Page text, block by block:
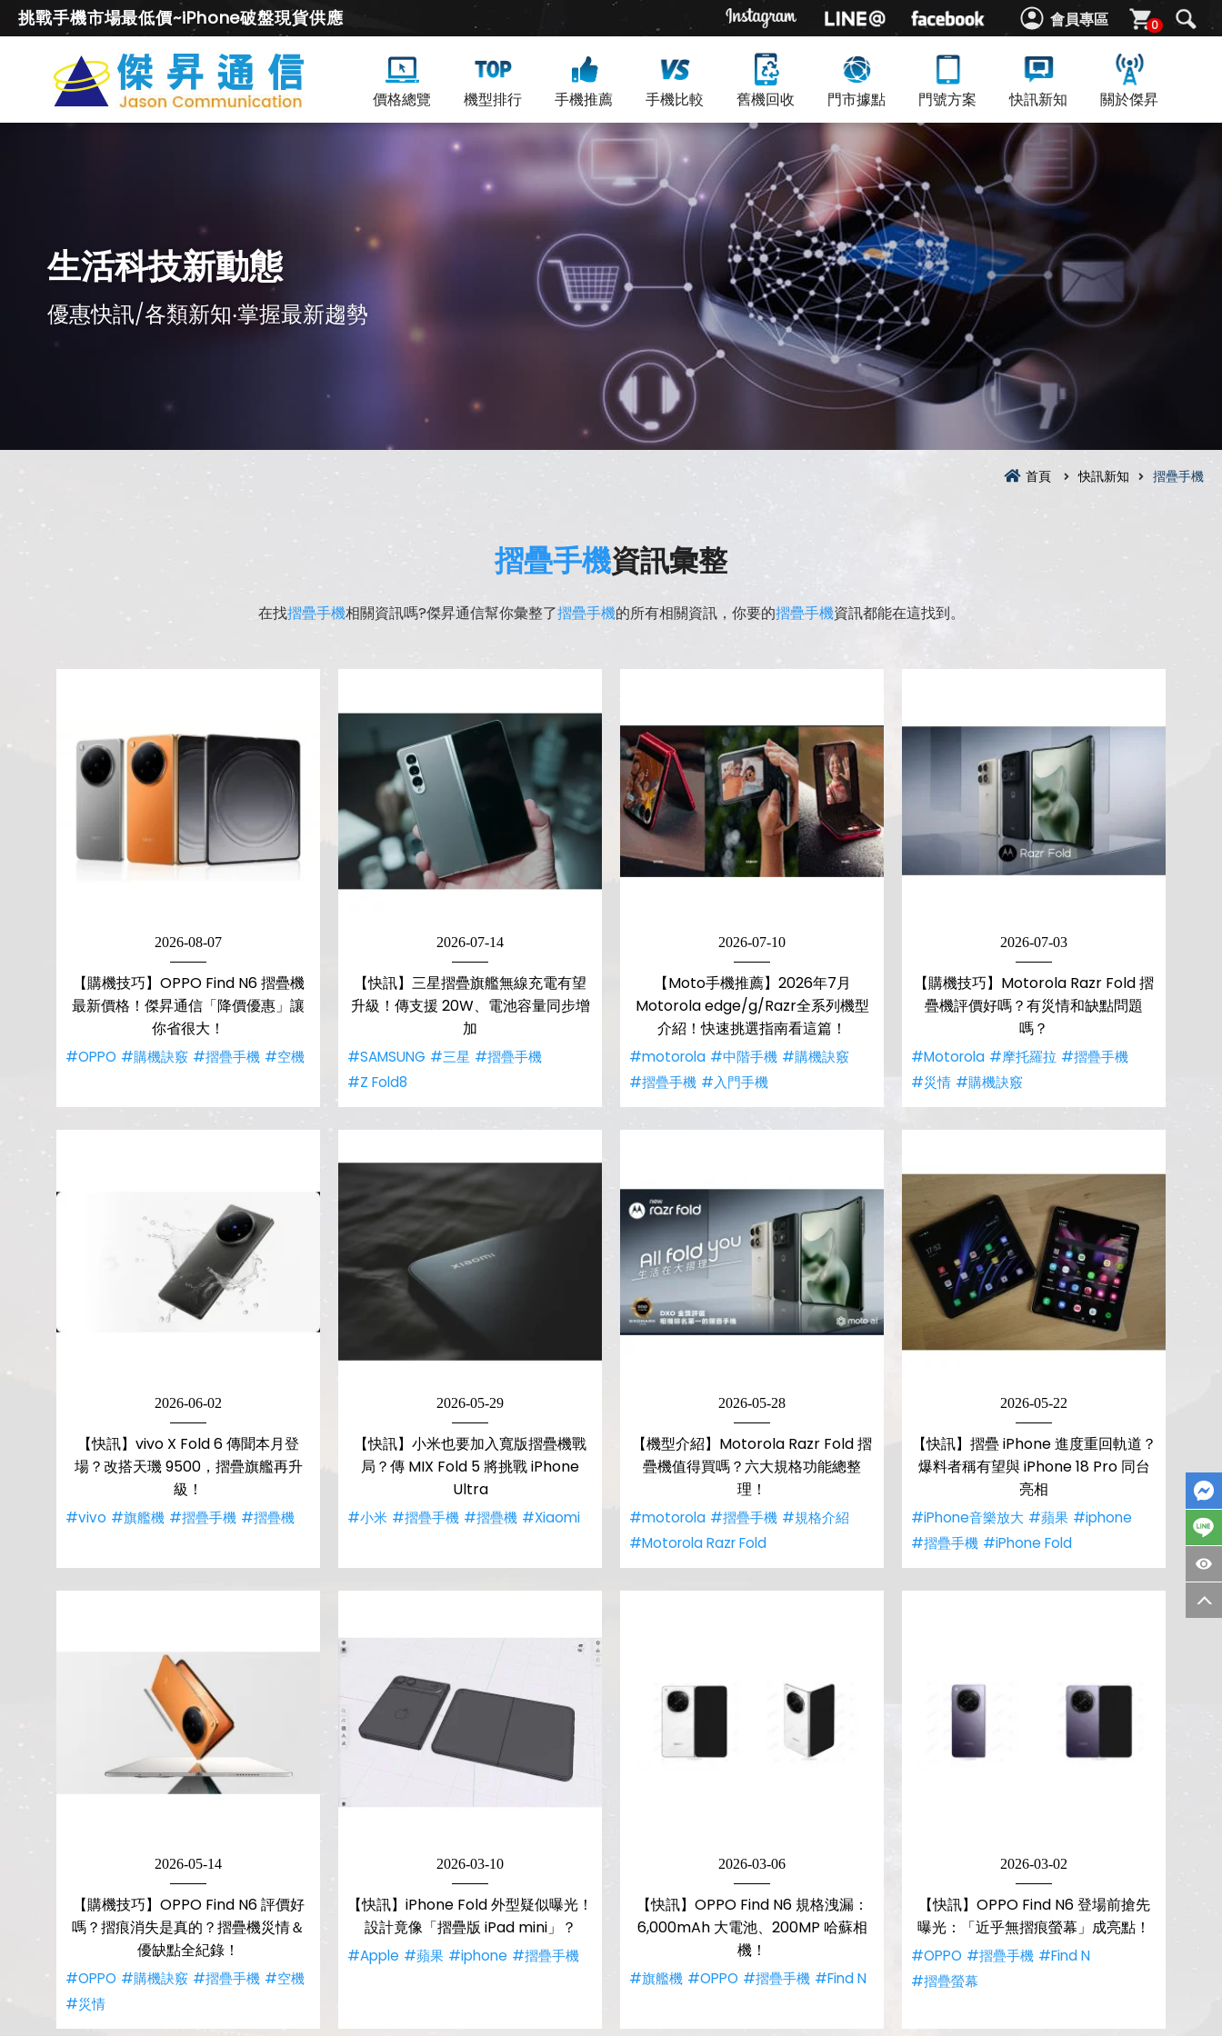
會員專區 0
挑戰手機市場最低價~iPhone破盤現貨供應
價格總覽 機型排行 手機推薦 手機比較 舊機回收 門市據點 門號方案 快訊新知 關於傑昇
生活科技新動態
優惠快訊/各類新知‧掌握最新趨勢
首頁 快訊新知 摺疊手機
摺疊手機資訊彙整
在找摺疊手機相關資訊嗎?傑昇通信幫你彙整了摺疊手機的所有相關資訊，你要的摺疊手機資訊都能在這找到。
2026-08-07
【購機技巧】OPPO Find N6 摺疊機
最新價格！傑昇通信「降價優惠」讓
你省很大！
#OPPO #購機訣竅 #摺疊手機 #空機
2026-07-14
【快訊】三星摺疊旗艦無線充電有望
升級！傳支援 20W、電池容量同步增
加
#SAMSUNG #三星 #摺疊手機
#Z Fold8
2026-07-10
【Moto手機推薦】2026年7月
Motorola edge/g/Razr全系列機型
介紹！快速挑選指南看這篇！
#motorola #中階手機 #購機訣竅
#摺疊手機 #入門手機
2026-07-03
【購機技巧】Motorola Razr Fold 摺
疊機評價好嗎？有災情和缺點問題
嗎？
#Motorola #摩托羅拉 #摺疊手機
#災情 #購機訣竅
2026-06-02
【快訊】vivo X Fold 6 傳聞本月登
場？改搭天璣 9500，摺疊旗艦再升
級！
#vivo #旗艦機 #摺疊手機 #摺疊機
2026-05-29
【快訊】小米也要加入寬版摺疊機戰
局？傳 MIX Fold 5 將挑戰 iPhone
Ultra
#小米 #摺疊手機 #摺疊機 #Xiaomi
2026-05-28
【機型介紹】Motorola Razr Fold 摺
疊機值得買嗎？六大規格功能總整
理！
#motorola #摺疊手機 #規格介紹
#Motorola Razr Fold
2026-05-22
【快訊】摺疊 iPhone 進度重回軌道？
爆料者稱有望與 iPhone 18 Pro 同台
亮相
#iPhone音樂放大 #蘋果 #iphone
#摺疊手機 #iPhone Fold
2026-05-14
【購機技巧】OPPO Find N6 評價好
嗎？摺痕消失是真的？摺疊機災情＆
優缺點全紀錄！
#OPPO #購機訣竅 #摺疊手機 #空機
#災情
2026-03-10
【快訊】iPhone Fold 外型疑似曝光！
設計竟像「摺疊版 iPad mini」？
#Apple #蘋果 #iphone #摺疊手機
2026-03-06
【快訊】OPPO Find N6 規格洩漏：
6,000mAh 大電池、200MP 哈蘇相
機！
#旗艦機 #OPPO #摺疊手機 #Find N
2026-03-02
【快訊】OPPO Find N6 登場前搶先
曝光：「近乎無摺痕螢幕」成亮點！
#OPPO #摺疊手機 #Find N
#摺疊螢幕